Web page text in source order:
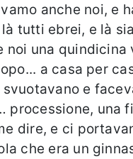
anche noi, e
tutti ebrei, e là
noi una quindicina
a casa per
e
processione, una
dire, e ci
che era un